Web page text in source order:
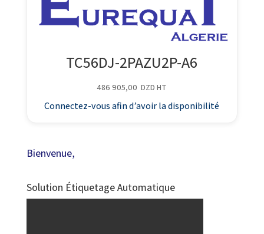
TC56DJ-2PAZU2P-A6
486 905,00 DZD HT
Connectez-vous afin d’avoir la disponibilité
Bienvenue,
Solution Étiquetage Automatique